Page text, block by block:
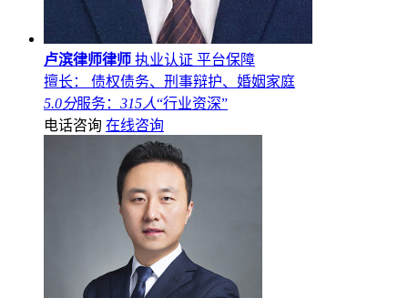
卢滨律师律师 执业认证 平台保障
擅长： 债权债务、刑事辩护、婚姻家庭
5.0分服务： 315人“行业资深”
电话咨询 在线咨询